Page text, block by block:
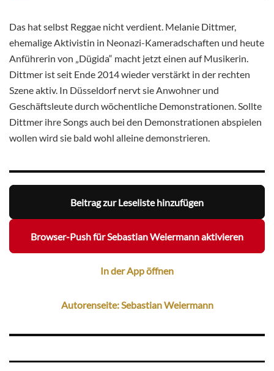
Das hat selbst Reggae nicht verdient. Melanie Dittmer,
ehemalige Aktivistin in Neonazi-Kameradschaften und heute
Anführerin von „Dügida“ macht jetzt einen auf Musikerin.
Dittmer ist seit Ende 2014 wieder verstärkt in der rechten
Szene aktiv. In Düsseldorf nervt sie Anwohner und
Geschäftsleute durch wöchentliche Demonstrationen. Sollte
Dittmer ihre Songs auch bei den Demonstrationen abspielen
wollen wird sie bald wohl alleine demonstrieren.
Beitrag zur Leseliste hinzufügen
Browser-Push für Sebastian Weiermann aktivieren
In der App öffnen
Autorenseite: Sebastian Weiermann